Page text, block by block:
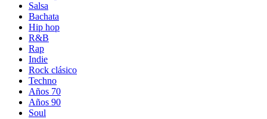
Salsa
Bachata
Hip hop
R&B
Rap
Indie
Rock clásico
Techno
Años 70
Años 90
Soul